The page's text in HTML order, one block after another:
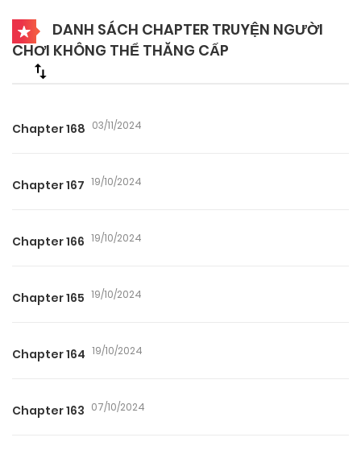
DANH SÁCH CHAPTER TRUYỆN NGƯỜI
CHƠI KHÔNG THỂ THĂNG CẤP
Chapter 168 03/11/2024
Chapter 167 19/10/2024
Chapter 166 19/10/2024
Chapter 165 19/10/2024
Chapter 164 19/10/2024
Chapter 163 07/10/2024